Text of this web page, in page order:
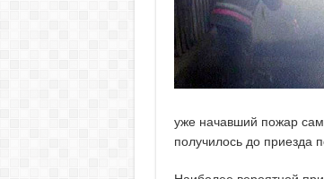
уже начавший пожар
получилось до приезда